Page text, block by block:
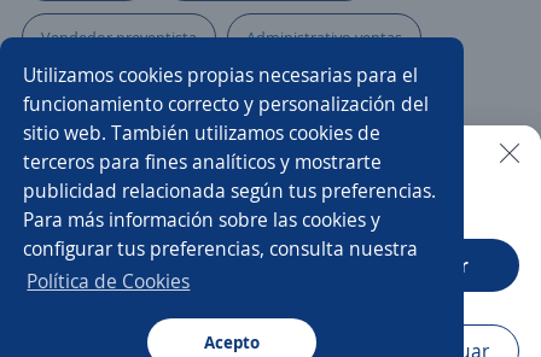
Utilizamos cookies propias necesarias para el
funcionamiento correcto y personalización del
sitio web. También utilizamos cookies de
terceros para fines analíticos y mostrarte
publicidad relacionada según tus preferencias.
Para más información sobre las cookies y
configurar tus preferencias, consulta nuestra
Política de Cookies
Acepto
Vendedor preventista Administrativo ventas
Ejecutivo/a comercial Administrativo logística
Elaborador/a Gerente de obra Maestranzas
Coordinador/a Vendedor/a
Supervisor/a de operaciones
Analista funcional Gerente
Buscar es más fácil en la app
CT App Abrir
Navegador Continuar